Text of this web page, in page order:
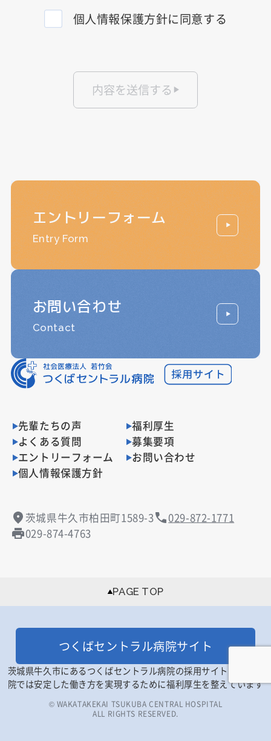
個人情報保護方針に同意する
内容を送信する
先輩たちの声
福利厚生
よくある質問
募集要項
エントリーフォーム
お問い合わせ
個人情報保護方針
茨城県牛久市柏田町1589-3
029-872-1771
029-874-4763
PAGE TOP
エントリーフォーム
Entry Form
お問い合わせ
Contact
つくばセントラル病院サイト
茨城県牛久市にあるつくばセントラル病院の採用サイトです。当
院では安定した働き方を実現するために福利厚生を整えています
© WAKATAKEKAI TSUKUBA CENTRAL HOSPITAL
ALL RIGHTS RESERVED.